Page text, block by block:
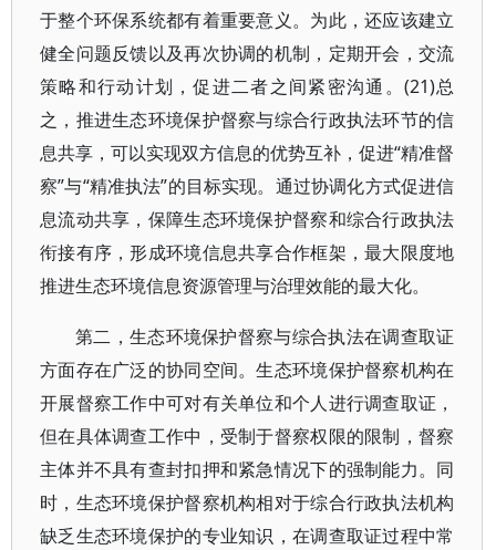
于整个环保系统都有着重要意义。为此，还应该建立
健全问题反馈以及再次协调的机制，定期开会，交流
策略和行动计划，促进二者之间紧密沟通。(21)总
之，推进生态环境保护督察与综合行政执法环节的信
息共享，可以实现双方信息的优势互补，促进“精准督
察”与“精准执法”的目标实现。通过协调化方式促进信
息流动共享，保障生态环境保护督察和综合行政执法
衔接有序，形成环境信息共享合作框架，最大限度地
推进生态环境信息资源管理与治理效能的最大化。
第二，生态环境保护督察与综合执法在调查取证
方面存在广泛的协同空间。生态环境保护督察机构在
开展督察工作中可对有关单位和个人进行调查取证，
但在具体调查工作中，受制于督察权限的限制，督察
主体并不具有查封扣押和紧急情况下的强制能力。同
时，生态环境保护督察机构相对于综合行政执法机构
缺乏生态环境保护的专业知识，在调查取证过程中常